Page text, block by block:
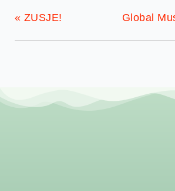
« ZUSJE! Global